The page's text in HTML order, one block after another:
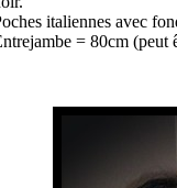
italiennes avec
= 80cm (peut